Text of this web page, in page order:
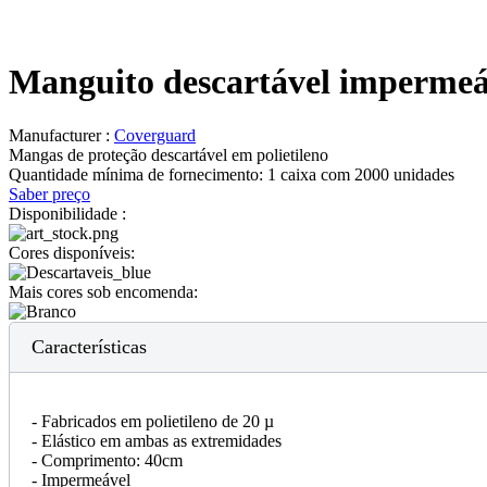
Manguito descartável
Manufacturer : Coverguard
Mangas de proteção descartável em polietileno
Quantidade mínima de fornecimento: 1 caixa com 2000 unidades
Saber preço
Disponibilidade :
Cores disponíveis:
Mais cores sob encomenda:
Características
- Fabricados em polietileno de 20 µ
- Elástico em ambas as extremidades
- Comprimento: 40cm
- Impermeável